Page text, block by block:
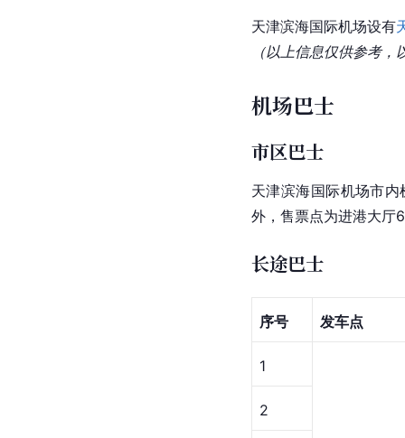
天津滨海国际机场设有
（以上信息仅供参考，
机场巴士
市区巴士
天津滨海国际机场市
外，售票点为进港大厅
长途巴士
序号 发车点
1
2